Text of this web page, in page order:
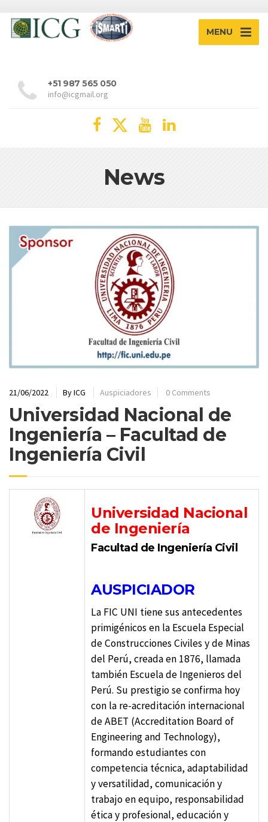
MENU
+51 987 565 050
info@icgmail.org
News
21/06/2022 ByICG Auspiciadores 0 Comments
Universidad Nacional de
Ingeniería – Facultad de
Ingeniería Civil
Universidad Nacional
de Ingeniería
Facultad de Ingeniería Civil
AUSPICIADOR
La FIC UNI tiene sus antecedentes
primigénicos en la Escuela Especial
de Construcciones Civiles y de Minas
del Perú, creada en 1876, llamada
también Escuela de Ingenieros del
Perú. Su prestigio se confirma hoy
con la re-acreditación internacional
de ABET (Accreditation Board of
Engineering and Technology),
formando estudiantes con
competencia técnica, adaptabilidad
y versatilidad, comunicación y
trabajo en equipo, responsabilidad
ética y profesional, educación y